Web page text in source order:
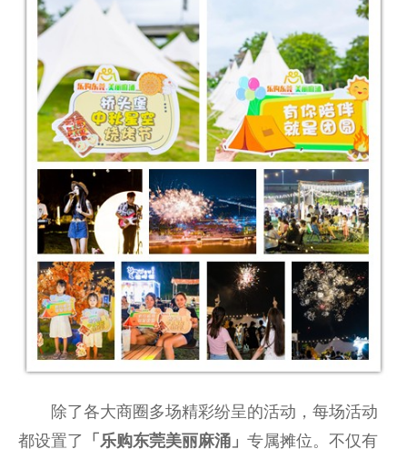
除了各大商圈多场精彩纷呈的活动，每场活动
都设置了 「乐购东莞美丽麻涌」 专属摊位。不仅有